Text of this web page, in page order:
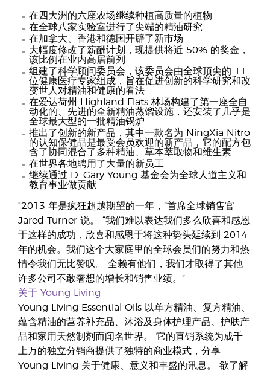
在四大洲的六座农场继续种植高质量的植物
在全球八家实验室进行了尖端的精油研究
在加拿大、香港和德国开辟了新市场
大幅度修改了薪酬计划，现提供将近 50% 的奖金，
该比例在业内高居前列
组建了科学顾问委员会，该委员会由全球顶尖的 11
位健康医疗专家组成，旨在促进创新的科学研究和改
变世人对精油和健康的看法
在爱达荷州 Highland Flats 林场构建了第一座全自
动化的、先进的全新精油蒸馏设施，还安装了几乎是
全球最大型的一批精油锅炉
推出了创新的新产品，其中一款名为 NingXia Nitro
的认知保健品是最受会员欢迎的新产品，它的配方包
含了协同混合了多种精油、草本萃取物和维生素
在世界各地聘用了大量的新员工
继续通过 D. Gary Young 基金会为全球人道主义和
教育事业做贡献
“2013 年是疯狂超越期望的一年，”首席全球销售官
Jared Turner 说。 “我们难以表达我们多么欣喜和感恩
于这样的成功，欣喜和感恩于将这种势头延续到 2014
年的机会。我们这个大家庭里的全球会员们的努力和热
情令我们无比赞叹。 全赖有他们，我们才取得了其他
许多公司不敢奢想的增长和销售业绩。”
关于 Young Living
Young Living Essential Oils 以单方精油、复方精油、
蕴含精油的营养补充品、沐浴及身体护理产品、护肤产
品和家用天然制剂而闻名世界。 它的直销系统为成千
上万的独立分销商提供了独特的商业模式，分享
Young Living 关于健康、意义和丰盛的讯息。 欲了解